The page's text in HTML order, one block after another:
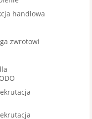
handlowa
zwrotowi